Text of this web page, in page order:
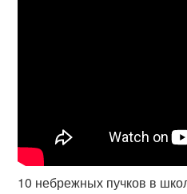
10 небрежных пучков в